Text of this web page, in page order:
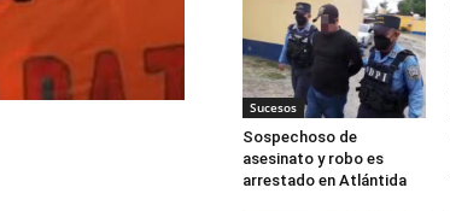
Sucesos
Sospechoso de
asesinato y robo es
arrestado en Atlántida